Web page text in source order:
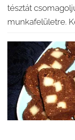
tésztát
munkafelületre.